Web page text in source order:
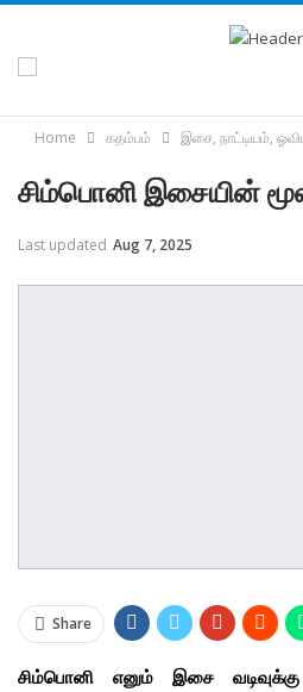
Home கதம்பம் இசை, நாட்டியம்,
சிம்பொனி இசையின்
Last updated Aug 7, 2025
Share
சிம்பொனி எனும் இசை